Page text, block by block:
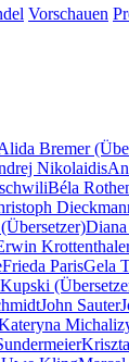
Vorschauen
Bremer
Nikolaidis
Béla
Frieda ParisGela
John Sauter